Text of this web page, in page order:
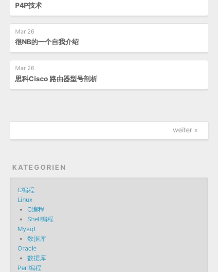
P4P技术
Mar 26
很NB的一个自我介绍
Mar 26
思科Cisco 路由器型号剖析
weiter »
KATEGORIEN
C编程
Linux
C编程
Shell编程
Mysql
数据库
Oracle
数据库
Perl编程